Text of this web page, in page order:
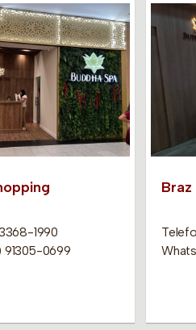
1990
91305-0699
Braz